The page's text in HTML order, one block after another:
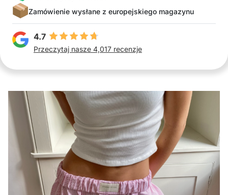
Zamówienie wysłane z europejskiego magazynu
4.7
Przeczytaj nasze 4,017 recenzje